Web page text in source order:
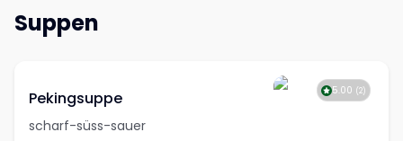
Suppen
Pekingsuppe
scharf-süss-sauer
5.00 (2)